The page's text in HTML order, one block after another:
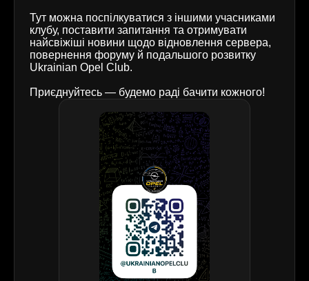
Тут можна поспілкуватися з іншими учасниками
клубу, поставити запитання та отримувати
найсвіжіші новини щодо відновлення сервера,
повернення форуму й подальшого розвитку
Ukrainian Opel Club.
Приєднуйтесь — будемо раді бачити кожного!